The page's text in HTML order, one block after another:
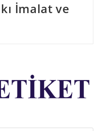
İmalat ve